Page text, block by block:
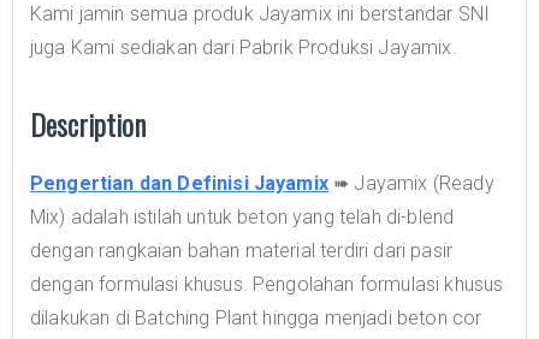
Kami jamin semua produk Jayamix ini berstandar SNI
juga Kami sediakan dari Pabrik Produksi Jayamix.
Description
Pengertian dan Definisi Jayamix➠ Jayamix (Ready
Mix) adalah istilah untuk beton yang telah di-blend
dengan rangkaian bahan material terdiri dari pasir
dengan formulasi khusus. Pengolahan formulasi khusus
dilakukan di Batching Plant hingga menjadi beton cor